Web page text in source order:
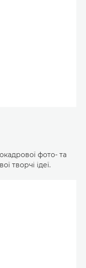
фото- та
творчі ідеї.